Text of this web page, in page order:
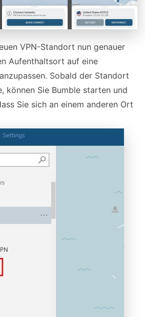
VPN-Standort nun genauer
Aufenthaltsort auf eine
Sobald der Standort
können Sie Bumble starten und
Sie sich an einem anderen Ort